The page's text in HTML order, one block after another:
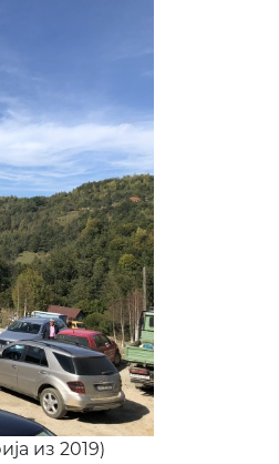
из 2019)